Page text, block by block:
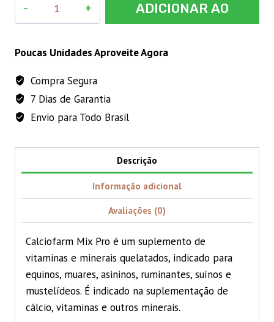
1
quantidade
ADICIONAR AO
Poucas Unidades Aproveite Agora
Compra Segura
7 Dias de Garantia
Envio para Todo Brasil
Descrição
Informação adicional
Avaliações (0)
Calciofarm Mix Pro é um suplemento de
vitaminas e minerais quelatados, indicado para
equinos, muares, asininos, ruminantes, suínos e
mustelídeos. É indicado na suplementação de
cálcio, vitaminas e outros minerais.